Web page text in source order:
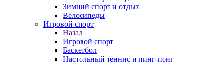
Зимний спорт и отдых
Велосипеды
Игровой спорт
Назад
Игровой спорт
Баскетбол
Настольный теннис и пинг-понг